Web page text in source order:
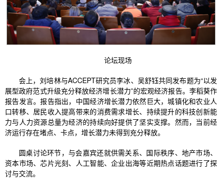
论坛现场
会上，刘培林与ACCEPT研究员李冰、吴舒钰共同发布题为“以发
展型政府范式升级充分释放经济增长潜力”的宏观经济报告。李稻葵作
报告发言。报告指出，中国经济增长潜力依然巨大，城镇化和农业人
口转移、居民收入提高带来的消费需求增长、持续提升的科技创新能
力与人力资源总量为经济的持续向好提供了坚实支撑。然而，当前经
济运行存在堵点、卡点，增长潜力未得到充分释放。
圆桌讨论环节，与会嘉宾还就供需关系、国际秩序、地产市场、
资本市场、芯片光刻、人工智能、企业出海等近期热点话题进行了探
讨与交流。